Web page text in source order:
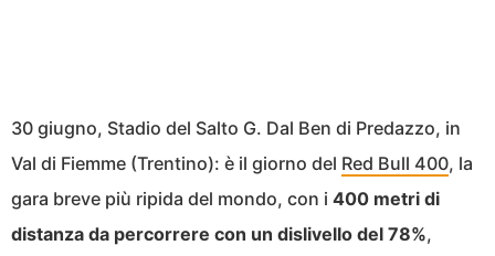
30 giugno, Stadio del Salto G. Dal Ben di Predazzo, in
Val di Fiemme (Trentino): è il giorno del Red Bull 400, la
gara breve più ripida del mondo, con i 400 metri di
distanza da percorrere con un dislivello del 78%,